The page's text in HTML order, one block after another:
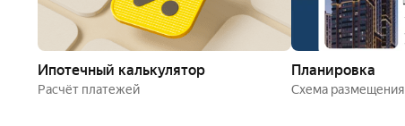
Ипотечный калькулятор
Расчёт платежей
Планировка
Схема размещения